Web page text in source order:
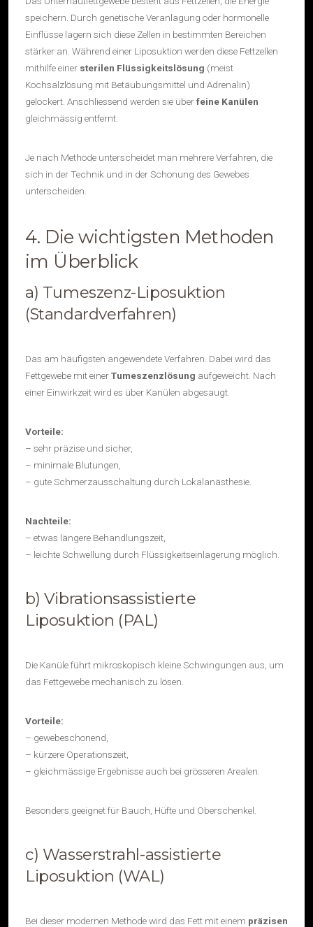
speichern. Durch genetische Veranlagung oder hormonelle
Einflüsse lagern sich diese Zellen in bestimmten Bereichen
stärker an. Während einer Liposuktion werden diese Fettzellen
mithilfe einer sterilen Flüssigkeitslösung (meist
Kochsalzlösung mit Betäubungsmittel und Adrenalin)
gelockert. Anschliessend werden sie überfeine Kanülen
gleichmässig entfernt.
Je nach Methode unterscheidet man mehrere Verfahren, die
sich in der Technik und in der Schonung des Gewebes
unterscheiden.
4. Die wichtigsten Methoden
im Überblick
a) Tumeszenz-Liposuktion
(Standardverfahren)
Das am häufigsten angewendete Verfahren. Dabei wird das
Fettgewebe mit einerTumeszenzlösung aufgeweicht. Nach
einer Einwirkzeit wird es über Kanülen abgesaugt.
Vorteile:
– sehr präzise und sicher,
– minimale Blutungen,
– gute Schmerzausschaltung durch Lokalanästhesie.
Nachteile:
– etwas längere Behandlungszeit,
– leichte Schwellung durch Flüssigkeitseinlagerung möglich.
b) Vibrationsassistierte
Liposuktion (PAL)
Die Kanüle führt mikroskopisch kleine Schwingungen aus, um
das Fettgewebe mechanisch zu lösen.
Vorteile:
– gewebeschonend,
– kürzere Operationszeit,
– gleichmässige Ergebnisse auch bei grösseren Arealen.
Besonders geeignet für Bauch, Hüfte und Oberschenkel.
c) Wasserstrahl-assistierte
Liposuktion (WAL)
Bei dieser modernen Methode wird das Fett mit einem präzisen